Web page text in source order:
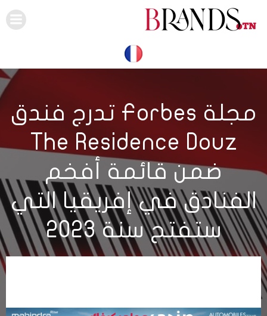
مجلة Forbes تدرج فندق
The Residence Douz
ضمن قائمة أفخم
الفنادق في إفريقيا التي
ستفتح سنة 2023